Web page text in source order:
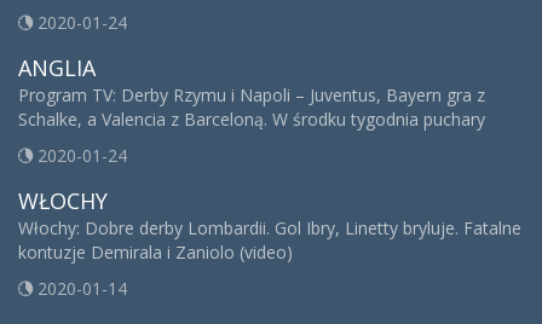
2020-01-24
ANGLIA
Program TV: Derby Rzymu i Napoli – Juventus, Bayern gra z
Schalke, a Valencia z Barceloną. W środku tygodnia puchary
2020-01-24
WŁOCHY
Włochy: Dobre derby Lombardii. Gol Ibry, Linetty bryluje. Fatalne
kontuzje Demirala i Zaniolo (video)
2020-01-14